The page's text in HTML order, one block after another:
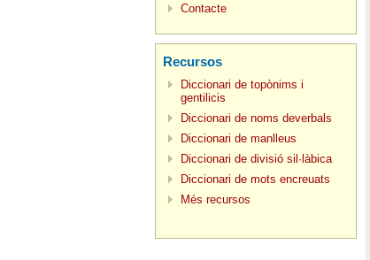
Contacte
Recursos
Diccionari de topònims i
gentilicis
Diccionari de noms deverbals
Diccionari de manlleus
Diccionari de divisió sil·làbica
Diccionari de mots encreuats
Més recursos